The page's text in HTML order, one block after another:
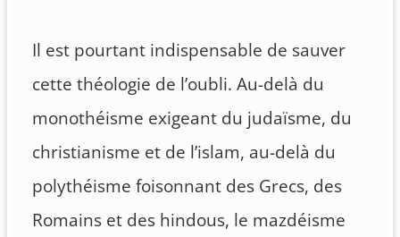
Il est pourtant indispensable de sauver
cette théologie de l’oubli. Au-delà du
monothéisme exigeant du judaïsme, du
christianisme et de l’islam, au-delà du
polythéisme foisonnant des Grecs, des
Romains et des hindous, le mazdéisme